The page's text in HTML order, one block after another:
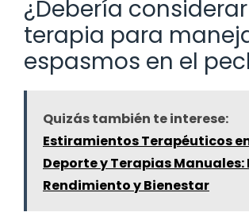
¿Debería
terapia para
espasmos en el
Quizás también te interese:
Estiramientos Terapéuticos
Deporte y Terapias Manuales:
Rendimiento y Bienestar